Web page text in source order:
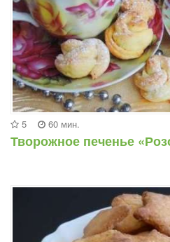
5 60 мин.
Творожное печенье